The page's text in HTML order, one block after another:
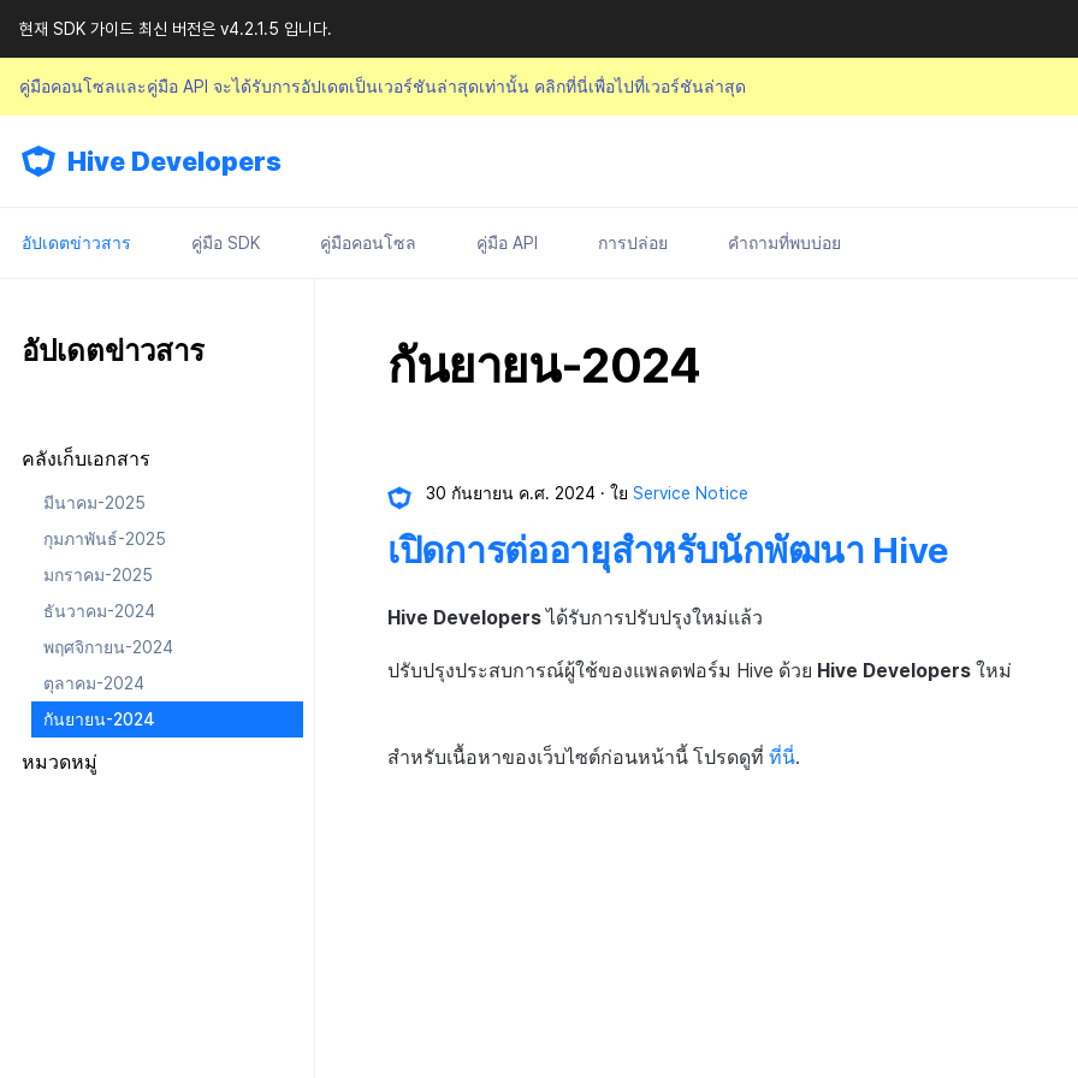
현재 SDK 가이드 최신 버전은 v4.2.1.5 입니다.
คู่มือคอนโซลและคู่มือ API จะได้รับการอัปเดตเป็นเวอร์ชันล่าสุดเท่านั้น คลิกที่นี่เพื่อไปที่เวอร์ชันล่าสุด
Hive Developers
อัปเดตข่าวสาร คู่มือ SDK คู่มือคอนโซล คู่มือ API การปล่อย คำถามที่พบบ่อย
อัปเดตข่าวสาร
คลังเก็บเอกสาร
มีนาคม-2025
กุมภาพันธ์-2025
มกราคม-2025
ธันวาคม-2024
พฤศจิกายน-2024
ตุลาคม-2024
กันยายน-2024
หมวดหมู่
กันยายน-2024
30 กันยายน ค.ศ. 2024 ใย Service Notice
เปิดการต่ออายุสำหรับนักพัฒนา Hive
Hive Developersได้รับการปรับปรุงใหม่แล้ว
ปรับปรุงประสบการณ์ผู้ใช้ของแพลตฟอร์ม Hive ด้วย Hive Developers ใหม่
สำหรับเนื้อหาของเว็บไซต์ก่อนหน้านี้ โปรดดูที่ ที่นี่.